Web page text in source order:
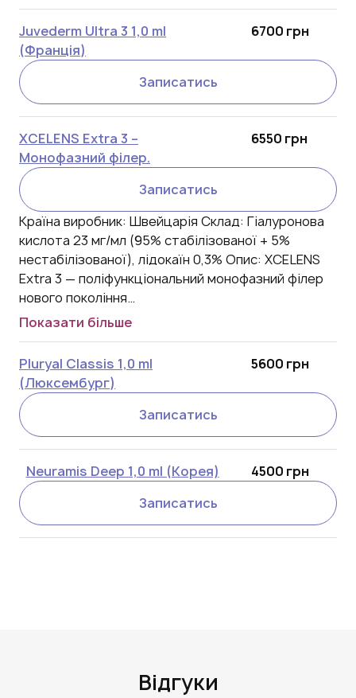
Juvederm Ultra 3 1,0 ml
(Франція)
6700 грн
Записатись
XCELENS Extra 3 –
Монофазний філер.
6550 грн
Записатись
Країна виробник: Швейцарія Склад: Гіалуронова
кислота 23 мг/мл (95% стабілізованої + 5%
нестабілізованої), лідокаїн 0,3% Опис: XCELENS
Extra 3 — поліфункціональний монофазний філер
нового покоління…
Показати більше
Pluryal Classis 1,0 ml
(Люксембург)
5600 грн
Записатись
Neuramis Deep 1,0 ml (Корея)
4500 грн
Записатись
Відгуки